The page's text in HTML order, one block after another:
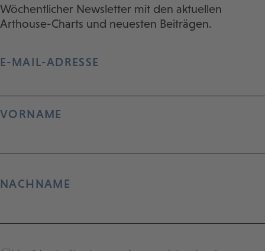
Wöchentlicher Newsletter mit den aktuellen
Arthouse-Charts und neuesten Beiträgen.
E-MAIL-ADRESSE
VORNAME
NACHNAME